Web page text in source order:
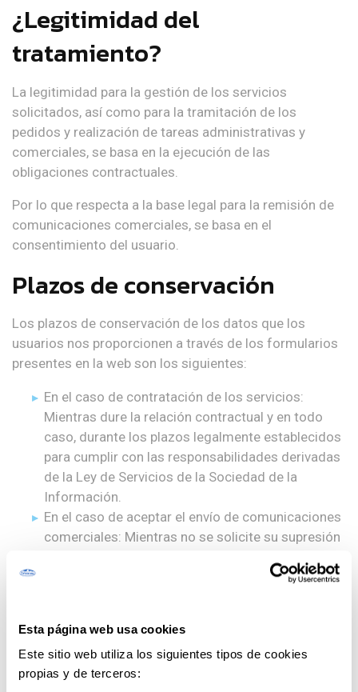
Esta página web usa cookies
Este sitio web utiliza los siguientes tipos de cookies
propias y de terceros:
¿Legitimidad del
tratamiento?
La legitimidad para la gestión de los servicios
solicitados, así como para la tramitación de los
pedidos y realización de tareas administrativas y
comerciales, se basa en la ejecución de las
obligaciones contractuales.
Por lo que respecta a la base legal para la remisión de
comunicaciones comerciales, se basa en el
consentimiento del usuario.
Plazos de conservación
Los plazos de conservación de los datos que los
usuarios nos proporcionen a través de los formularios
presentes en la web son los siguientes:
En el caso de contratación de los servicios:
Mientras dure la relación contractual y en todo
caso, durante los plazos legalmente establecidos
para cumplir con las responsabilidades derivadas
de la Ley de Servicios de la Sociedad de la
Información.
En el caso de aceptar el envío de comunicaciones
comerciales: Mientras no se solicite su supresión
¿Qué medidas de seguridad